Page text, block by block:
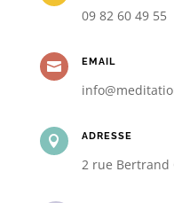
09 82 60 49 55
 EMAIL
 ADRESSE
2 rue Bertrand